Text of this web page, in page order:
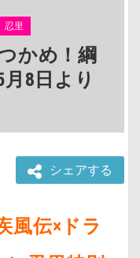
忍里
かめ！綱
8日より
シェアする
風伝×ドラ